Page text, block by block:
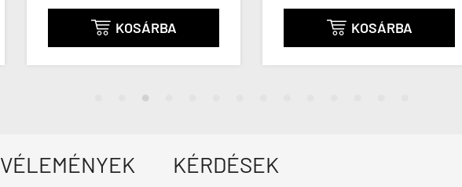
 KOSÁRBA  KOSÁRBA
VÉLEMÉNYEK KÉRDÉSEK